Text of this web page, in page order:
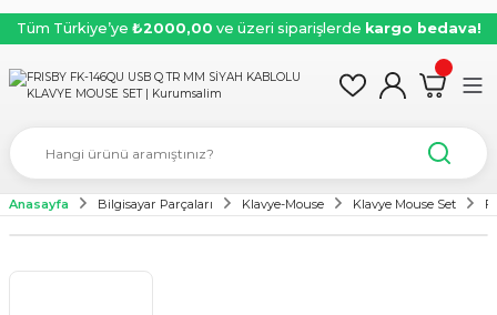
Tüm Türkiye’ye ₺2000,00 ve üzeri siparişlerde kargo bedava!
Anasayfa Bilgisayar Parçaları Klavye-Mouse Klavye Mouse Set